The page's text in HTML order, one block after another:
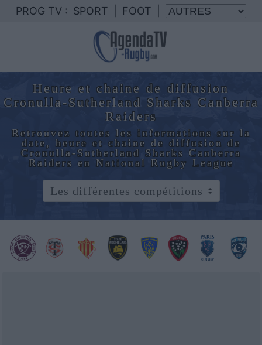
PROG TV : SPORT FOOT
Heure et chaine de diffusion
Cronulla-Sutherland Sharks Canberra
Raiders
Retrouvez toutes les informations sur la
date, heure et chaine de diffusion de
Cronulla-Sutherland Sharks Canberra
Raiders en National Rugby League